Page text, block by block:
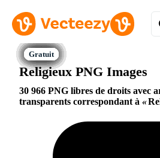
Religieux PNG Images
30 966 PNG libres de droits avec
transparents correspondant à